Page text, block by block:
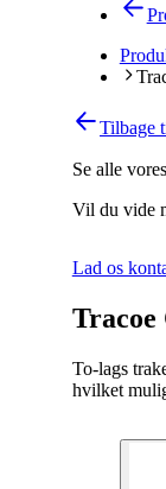
Tracoe
To-lags
hvilket
Tilbage
Se alle
Vil du vide
Lad os